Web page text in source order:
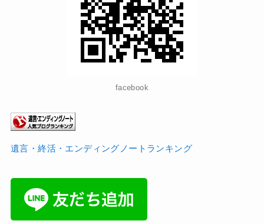
facebook
遺言・終活・エンディングノートランキング